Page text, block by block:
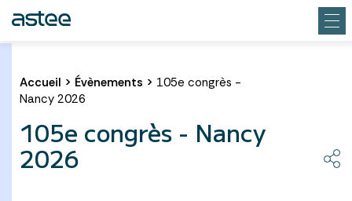
Accueil > Évènements > 105e congrès -
Nancy 2026
105e congrès - Nancy
2026